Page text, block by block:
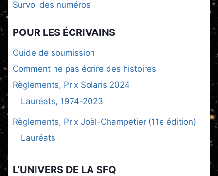
Survol des numéros
POUR LES ÉCRIVAINS
Guide de soumission
Comment ne pas écrire des histoires
Règlements, Prix Solaris 2024
Lauréats, 1974-2023
Règlements, Prix Joël-Champetier (11e édition)
Lauréats
L’UNIVERS DE LA SFQ